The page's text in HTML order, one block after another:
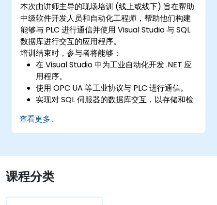
本次由讲师主导的现场培训 (线上或线下) 旨在帮助
中级软件开发人员和自动化工程师，帮助他们构建
能够与 PLC 进行通信并使用 Visual Studio 与 SQL
数据库进行交互的应用程序。
培训结束时，参与者将能够：
在 Visual Studio 中为工业自动化开发 .NET 应
用程序。
使用 OPC UA 等工业协议与 PLC 进行通信。
实现对 SQL 伺服器的数据库交互，以存储和检
优化实时工业环境的应用程序性能。
查看更多...
课程分类